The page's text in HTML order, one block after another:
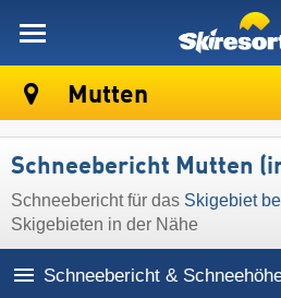
Mutten
Schneebericht Mutten
Schneebericht für das Skigebiet
Skigebieten in der Nähe
Schneebericht &